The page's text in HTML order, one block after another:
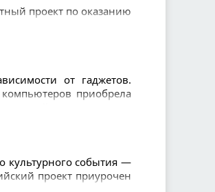
проект по оказанию
от гаджетов.
приобрела
культурного события —
проект приурочен